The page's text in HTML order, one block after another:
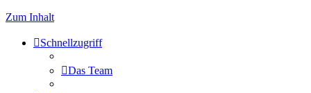
Zum Inhalt
Schnellzugriff
Das Team